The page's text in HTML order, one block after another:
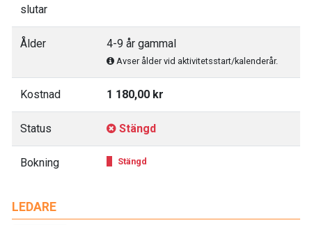
LEDARE
slutar
Ålder 4-9 år gammal
Avser ålder vid aktivitetsstart/kalenderår.
Kostnad 1 180,00 kr
Status Stängd
Bokning Stängd